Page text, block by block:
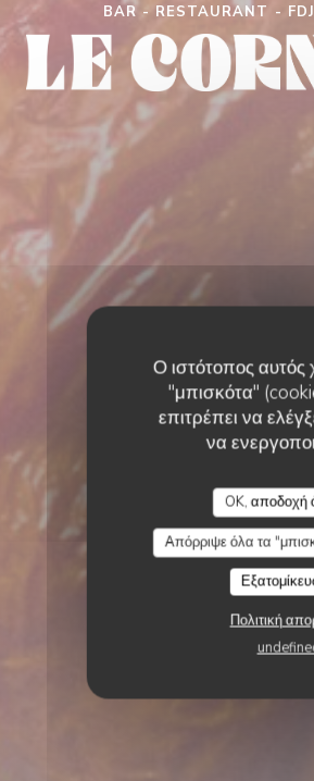
Ο ιστότοπος αυτός
"μπισκότα"
επιτρέπει να
να
OK, αποδοχή
Απόρριψε όλα τα
Πολιτική
BAR - RESTAURANT - FDJ